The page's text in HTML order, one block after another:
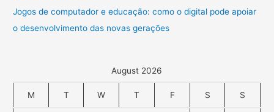
Jogos de computador e educação: como o digital pode apoiar
o desenvolvimento das novas gerações
August 2026
M T W T F S S